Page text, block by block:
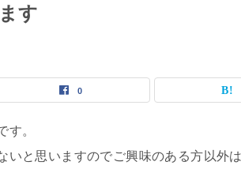
す
0
す。
いと思いますのでご興味のある方以外